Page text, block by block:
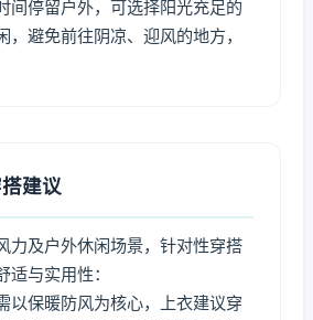
间停留户外，可选择阳光充足的
，避免前往阴凉、迎风的地方，
建议
力及户外休闲场景，针对性穿搭
适与实用性：
以保暖防风为核心，上衣建议穿